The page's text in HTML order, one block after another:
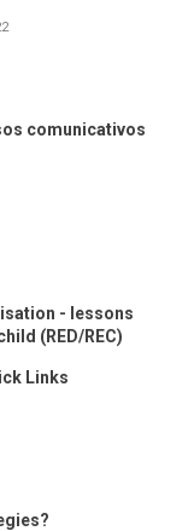
comunicativos
- lessons
(RED/REC)
Links